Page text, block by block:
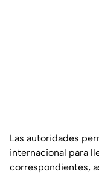
Las autoridades
internacional para
correspondientes,